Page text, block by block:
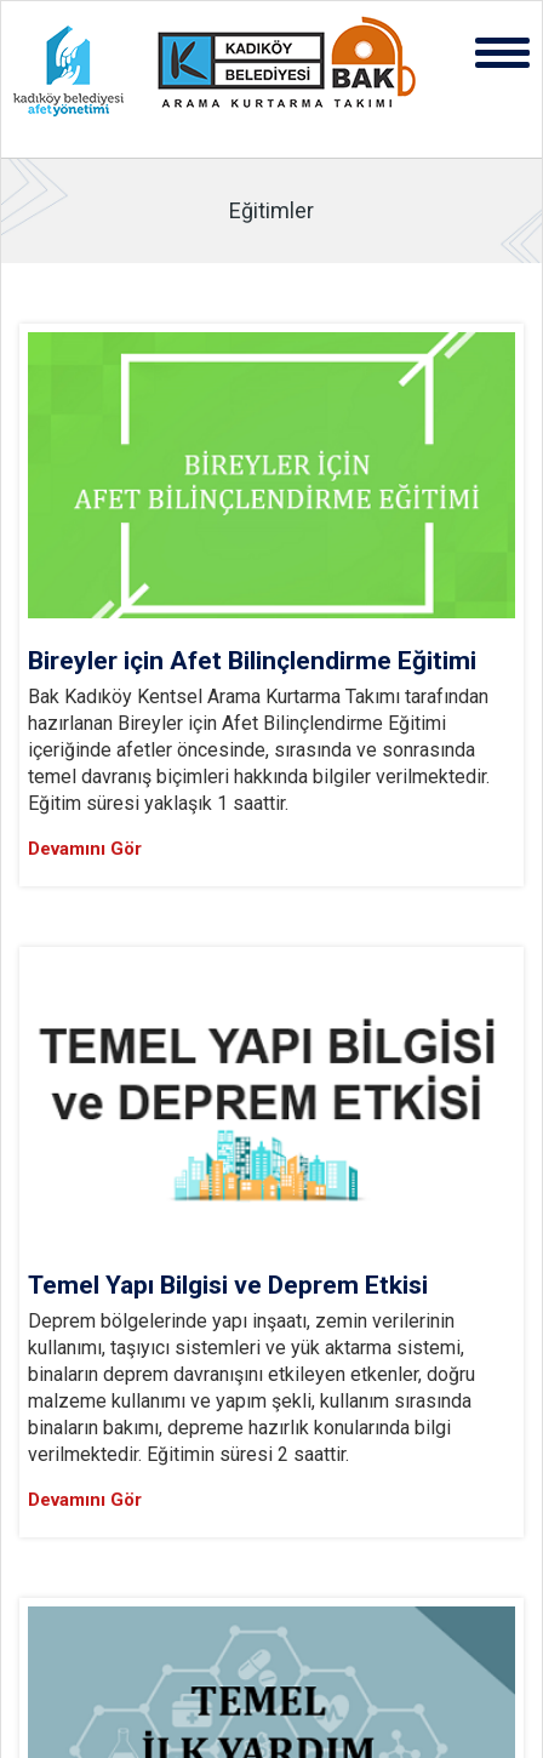
Eğitimler
Bireyler için Afet Bilinçlendirme Eğitimi
Bak Kadıköy Kentsel Arama Kurtarma Takımı tarafından
hazırlanan Bireyler için Afet Bilinçlendirme Eğitimi
içeriğinde afetler öncesinde, sırasında ve sonrasında
temel davranış biçimleri hakkında bilgiler verilmektedir.
Eğitim süresi yaklaşık 1 saattir.
Devamını Gör
Temel Yapı Bilgisi ve Deprem Etkisi
Deprem bölgelerinde yapı inşaatı, zemin verilerinin
kullanımı, taşıyıcı sistemleri ve yük aktarma sistemi,
binaların deprem davranışını etkileyen etkenler, doğru
malzeme kullanımı ve yapım şekli, kullanım sırasında
binaların bakımı, depreme hazırlık konularında bilgi
verilmektedir. Eğitimin süresi 2 saattir.
Devamını Gör